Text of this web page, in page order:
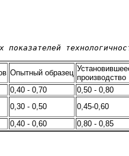
показателей
Опытный образец
производство
0,40 - 0,70
0,50 - 0,80
0,30 - 0,50
0,45-0,60
0,40 - 0,60 0,80 - 0,85